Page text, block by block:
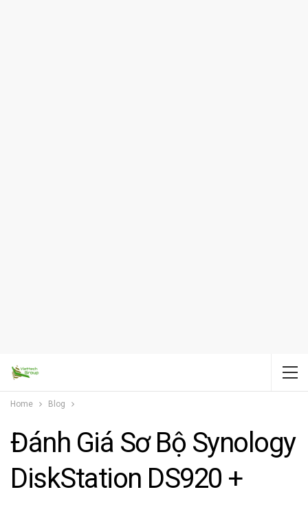
Home Blog
Đánh Giá Sơ Bộ Synology
DiskStation DS920 +